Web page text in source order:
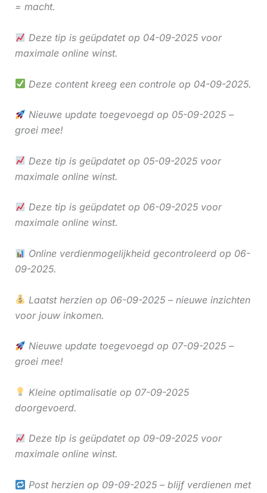
= macht.
Deze tip is geüpdatet op 04-09-2025 voor
maximale online winst.
Deze content kreeg een controle op 04-09-2025.
Nieuwe update toegevoegd op 05-09-2025 –
groei mee!
Deze tip is geüpdatet op 05-09-2025 voor
maximale online winst.
Deze tip is geüpdatet op 06-09-2025 voor
maximale online winst.
Online verdienmogelijkheid gecontroleerd op 06-
09-2025.
Laatst herzien op 06-09-2025 – nieuwe inzichten
voor jouw inkomen.
Nieuwe update toegevoegd op 07-09-2025 –
groei mee!
Kleine optimalisatie op 07-09-2025
doorgevoerd.
Deze tip is geüpdatet op 09-09-2025 voor
maximale online winst.
Post herzien op 09-09-2025 – blijf verdienen met